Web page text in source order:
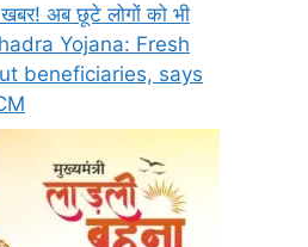
अब छूटे लोगों को भी
Yojana: Fresh
beneficiaries, says